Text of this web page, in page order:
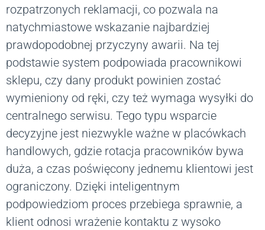
rozpatrzonych reklamacji, co pozwala na
natychmiastowe wskazanie najbardziej
prawdopodobnej przyczyny awarii. Na tej
podstawie system podpowiada pracownikowi
sklepu, czy dany produkt powinien zostać
wymieniony od ręki, czy też wymaga wysyłki do
centralnego serwisu. Tego typu wsparcie
decyzyjne jest niezwykle ważne w placówkach
handlowych, gdzie rotacja pracowników bywa
duża, a czas poświęcony jednemu klientowi jest
ograniczony. Dzięki inteligentnym
podpowiedziom proces przebiega sprawnie, a
klient odnosi wrażenie kontaktu z wysoko